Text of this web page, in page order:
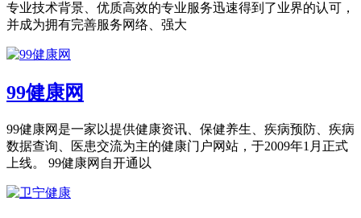
专业技术背景、优质高效的专业服务迅速得到了业界的认可，
并成为拥有完善服务网络、强大
99健康网
99健康网是一家以提供健康资讯、保健养生、疾病预防、疾病
数据查询、医患交流为主的健康门户网站，于2009年1月正式
上线。 99健康网自开通以